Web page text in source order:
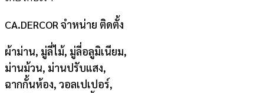
CA.DERCOR จำหน่าย ติดตั้ง
ผ้าม่าน, มู่ลี่ไม้, มู่ลี่อลูมิเนียม,
ม่านม้วน, ม่านปรับแสง,
ฉากกั้นห้อง, วอลเปเปอร์,